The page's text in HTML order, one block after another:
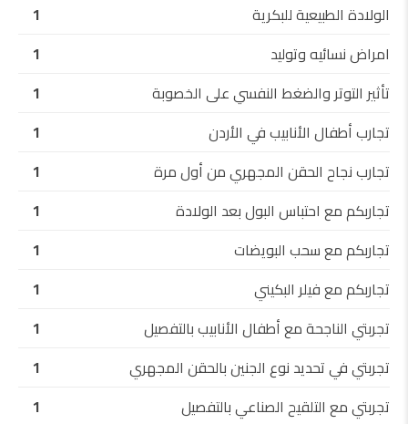
الولادة الطبيعية للبكرية
1
امراض نسائيه وتوليد
1
تأثير التوتر والضغط النفسي على الخصوبة
1
تجارب أطفال الأنابيب في الأردن
1
تجارب نجاح الحقن المجهري من أول مرة
1
تجاربكم مع احتباس البول بعد الولادة
1
تجاربكم مع سحب البويضات
1
تجاربكم مع فيلر البكيني
1
تجربتي الناجحة مع أطفال الأنابيب بالتفصيل
1
تجربتي في تحديد نوع الجنين بالحقن المجهري
1
تجربتي مع التلقيح الصناعي بالتفصيل
1